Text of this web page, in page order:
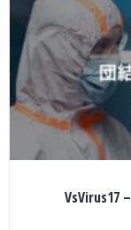
VsVirus17